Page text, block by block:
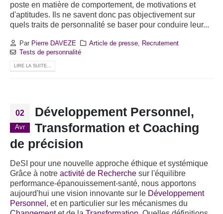
poste en matière de comportement, de motivations et
d'aptitudes. Ils ne savent donc pas objectivement sur
quels traits de personnalité se baser pour conduire leur...
Par Pierre DAVEZE Article de presse, Recrutement
Tests de personnalité
LIRE LA SUITE...
02
Avr
Développement Personnel,
Transformation et Coaching
de précision
DeSI pour une nouvelle approche éthique et systémique
Grâce à notre activité de Recherche sur l'équilibre
performance-épanouissement-santé, nous apportons
aujourd'hui une vision innovante sur le Développement
Personnel , et en particulier sur les mécanismes du